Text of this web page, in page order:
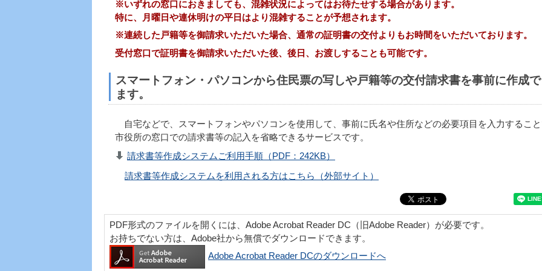
※いずれの窓口におきましても、混雑状況によってはお待たせする場合があります。
特に、月曜日や連休明けの平日はより混雑することが予想されます。
※連続した戸籍等を御請求いただいた場合、通常の証明書の交付よりもお時間をいただいております。
受付窓口で証明書を御請求いただいた後、後日、お渡しすることも可能です。
スマートフォン・パソコンから住民票の写しや戸籍等の交付請求書を事前に作成
ます。
自宅などで、スマートフォンやパソコンを使用して、事前に氏名や住所などの必要項目を入力するこ
市役所の窓口での請求書等の記入を省略できるサービスです。
請求書等作成システムご利用手順（PDF：242KB）
請求書等作成システムを利用される方はこちら（外部サイト）
PDF形式のファイルを開くには、Adobe Acrobat Reader DC（旧Adobe Reader）が必要です。
お持ちでない方は、Adobe社から無償でダウンロードできます。
Adobe Acrobat Reader DCのダウンロードへ